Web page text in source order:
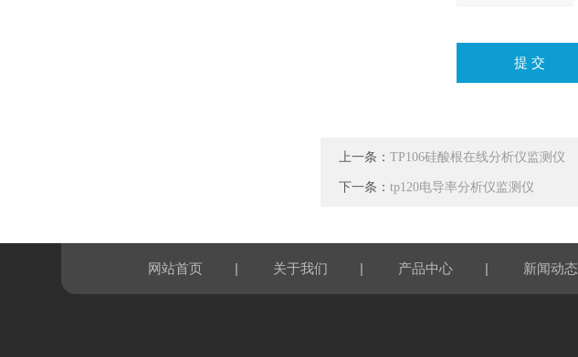
上一条：TP106硅酸根在线分析仪监测仪
下一条：tp120电导率分析仪监测仪
网站首页 | 关于我们 | 产品中心 | 新闻动态